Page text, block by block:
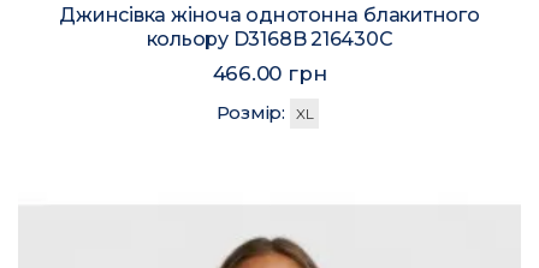
Джинсівка жіноча однотонна блакитного
кольору D3168B 216430C
466.00 грн
Розмір: XL